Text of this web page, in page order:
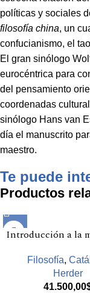
políticas y sociales
filosofía china, un
confucianismo, el
El gran sinólogo
eurocéntrica para
del pensamiento
coordenadas
sinólogo Hans van
día el manuscrito
maestro.
Te puede
Productos
Introducción a la
Filosofía,
Herder
41.500,00